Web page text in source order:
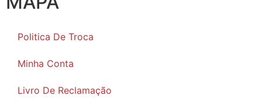
Politica De Troca
Minha Conta
Livro De Reclamação